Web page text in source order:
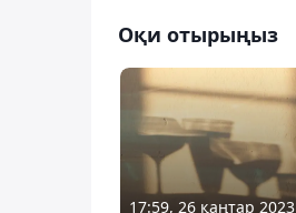
Оқи отырыңыз
17:59, 26 қаңтар 2023